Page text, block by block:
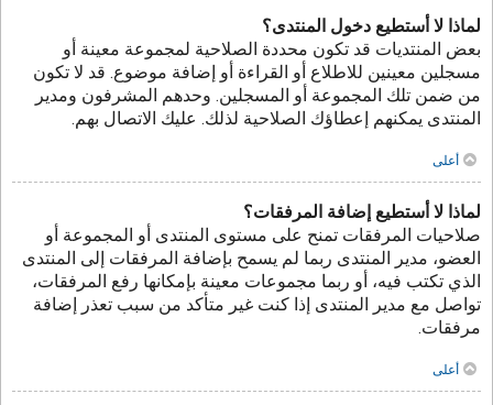
لماذا لا أستطيع دخول المنتدى؟
بعض المنتديات قد تكون محددة الصلاحية لمجموعة معينة أو
مسجلين معينين للاطلاع أو القراءة أو إضافة موضوع. قد لا تكون
من ضمن تلك المجموعة أو المسجلين. وحدهم المشرفون ومدير
المنتدى يمكنهم إعطاؤك الصلاحية لذلك. عليك الاتصال بهم.
أعلى
لماذا لا أستطيع إضافة المرفقات؟
صلاحيات المرفقات تمنح على مستوى المنتدى أو المجموعة أو
العضو، مدير المنتدى ربما لم يسمح بإضافة المرفقات إلى المنتدى
الذي تكتب فيه، أو ربما مجموعات معينة بإمكانها رفع المرفقات،
تواصل مع مدير المنتدى إذا كنت غير متأكد من سبب تعذر إضافة
مرفقات.
أعلى